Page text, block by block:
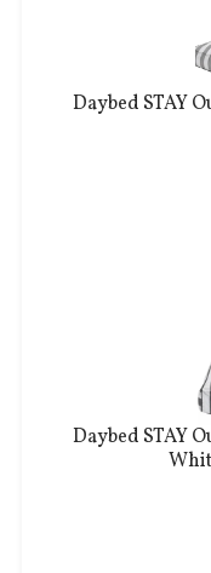
Daybed STAY
Daybed STAY